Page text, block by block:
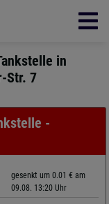
in
Str. 7
-
gesenkt um 0.01 € am
09.08. 13:20 Uhr